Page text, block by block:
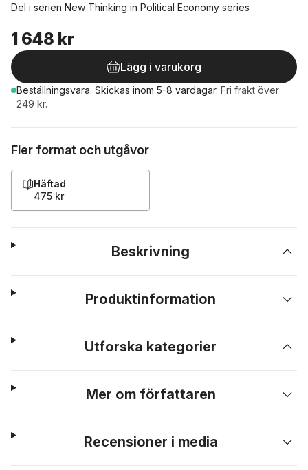
Del i serien New Thinking in Political Economy series
1 648 kr
Lägg i varukorg
Beställningsvara. Skickas inom 5-8 vardagar. Fri frakt över
249 kr.
Fler format och utgåvor
Häftad
475 kr
Beskrivning
Produktinformation
Utforska kategorier
Mer om författaren
Recensioner i media